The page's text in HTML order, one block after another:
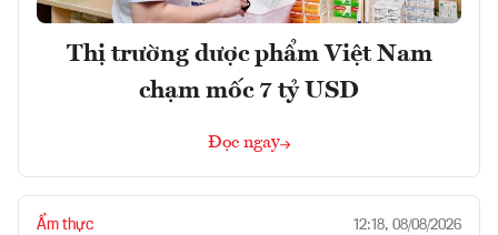
Thị trường dược phẩm Việt Nam
chạm mốc 7 tỷ USD
Đọc ngay
Ẩm thực 12:18, 08/08/2026